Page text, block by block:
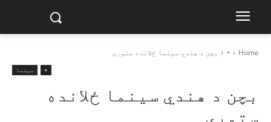
Home
+ بچن د هندي سینما ځلانده ستوری
+ سینما
بچن د هندي سینما ځلانده
ستوری